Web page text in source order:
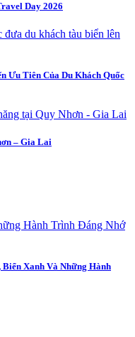
Day 2026
Ưu Tiên Của Du Khách Quốc
– Gia Lai
Xanh Và Những Hành